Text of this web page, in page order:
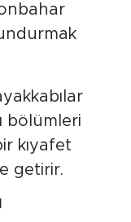
bölümleri
kıyafet
getirir.